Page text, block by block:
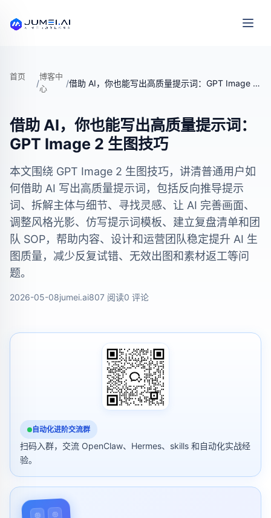
首页
/
博客中
心
/ 借助 AI，你也能写出高质量提示词：GPT Image 2 生图技巧
借助 AI，你也能写出高质量提示词：
GPT Image 2 生图技巧
本文围绕 GPT Image 2 生图技巧，讲清普通用户如
何借助 AI 写出高质量提示词，包括反向推导提示
词、拆解主体与细节、寻找灵感、让 AI 完善画面、
调整风格光影、仿写提示词模板、建立复盘清单和团
队 SOP，帮助内容、设计和运营团队稳定提升 AI 生
图质量，减少反复试错、无效出图和素材返工等问
题。
2026-05-08jumei.ai807 阅读0 评论
自动化进阶交流群
扫码入群，交流 OpenClaw、Hermes、skills 和自动化实战经
验。